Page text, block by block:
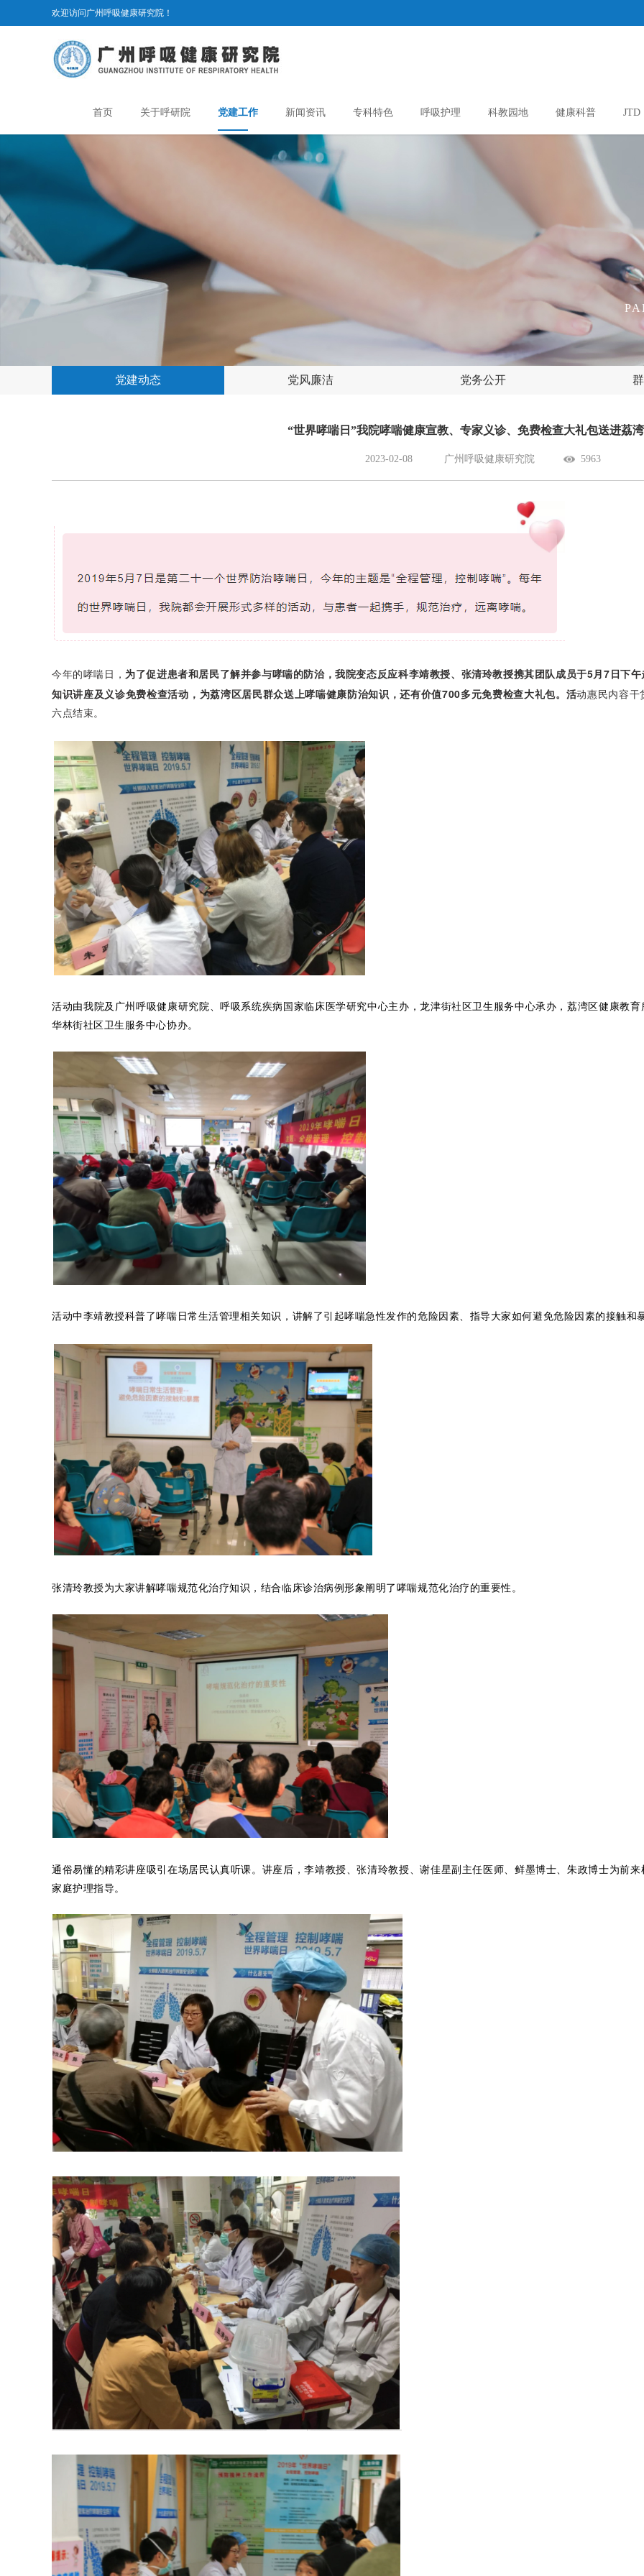
欢迎访问广州呼吸健康研究院！
首页 关于呼研院 党建工作 新闻资讯 专科特色 呼吸护理 科教园地 健康科普 JTD
党建动态 党风廉洁 党务公开
“世界哮喘日”我院哮喘健康宣教、专家义诊、免费检查大礼包送进荔
2023-02-08 广州呼吸健康研究院 5963
今年的哮喘日， 为了促进患者和居民了解并参与哮喘的防治，我院变态反应科李靖教授、张清玲教授携其团队成员于5月7日下
知识讲座及义诊免费检查活动，为荔湾区居民群众送上哮喘健康防治知识，还有价值700多元免费检查大礼包。活动惠民内容干
六点结束。
活动由我院及广州呼吸健康研究院、呼吸系统疾病国家临床医学研究中心主办，龙津街社区卫生服务中心承办，荔湾区健康教
华林街社区卫生服务中心协办。
活动中李靖教授科普了哮喘日常生活管理相关知识，讲解了引起哮喘急性发作的危险因素、指导大家如何避免危险因素的接触和
张清玲教授为大家讲解哮喘规范化治疗知识，结合临床诊治病例形象阐明了哮喘规范化治疗的重要性。
通俗易懂的精彩讲座吸引在场居民认真听课。讲座后，李靖教授、张清玲教授、谢佳星副主任医师、鲜墨博士、朱政博士为前
家庭护理指导。